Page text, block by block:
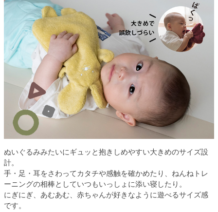
ぬいぐるみみたいにギュッと抱きしめやすい大きめのサイズ設
計。
手・足・耳をさわってカタチや感触を確かめたり、ねんねトレ
ーニングの相棒としていつもいっしょに添い寝したり。
にぎにぎ、あむあむ、赤ちゃんが好きなように遊べるサイズ感
です。